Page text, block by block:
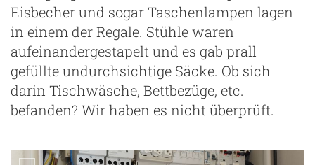
Eisbecher und sogar Taschenlampen lagen
in einem der Regale. Stühle waren
aufeinandergestapelt und es gab prall
gefüllte undurchsichtige Säcke. Ob sich
darin Tischwäsche, Bettbezüge, etc.
befanden? Wir haben es nicht überprüft.